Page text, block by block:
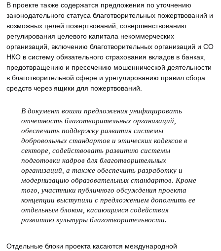
В проекте также содержатся предложения по уточнению
законодательного статуса благотворительных пожертвований и
возможных целей пожертвований, совершенствованию
регулирования целевого капитала некоммерческих
организаций, включению благотворительных организаций и СО
НКО в систему обязательного страхования вкладов в банках,
предотвращению и пресечению мошеннической деятельности
в благотворительной сфере и урегулированию правил сбора
средств через ящики для пожертвований.
В документ вошли предложения унифицировать
отчетность благотворительных организаций,
обеспечить поддержку развития системы
добровольных стандартов и этических кодексов в
секторе, содействовать развитию системы
подготовки кадров для благотворительных
организаций, а также обеспечить разработку и
модернизацию образовательных стандартов. Кроме
того, участники публичного обсуждения проекта
концепции выступили с предложением дополнить ее
отдельным блоком, касающимся содействия
развитию культуры благотворительности.
Отдельные блоки проекта касаются международной